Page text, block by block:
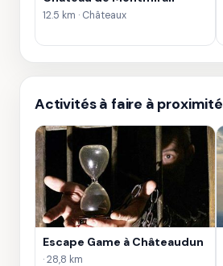
12.5 km · Châteaux
Activités à faire à proximité
Escape Game à Châteaudun
· 28,8 km